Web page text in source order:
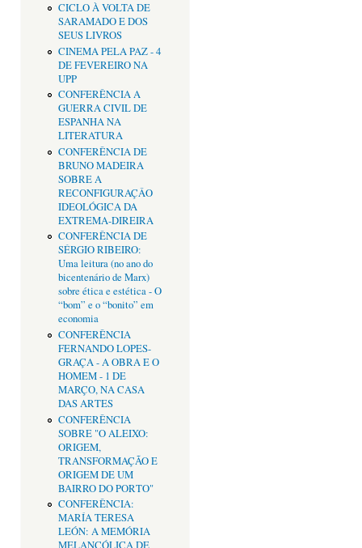
CICLO À VOLTA DE
SARAMADO E DOS
SEUS LIVROS
CINEMA PELA PAZ - 4
DE FEVEREIRO NA
UPP
CONFERÊNCIA A
GUERRA CIVIL DE
ESPANHA NA
LITERATURA
CONFERÊNCIA DE
BRUNO MADEIRA
SOBRE A
RECONFIGURAÇÂO
IDEOLÓGICA DA
EXTREMA-DIREIRA
CONFERÊNCIA DE
SÉRGIO RIBEIRO:
Uma leitura (no ano do
bicentenário de Marx)
sobre ética e estética - O
“bom” e o “bonito” em
economia
CONFERÊNCIA
FERNANDO LOPES-
GRAÇA - A OBRA E O
HOMEM - 1 DE
MARÇO, NA CASA
DAS ARTES
CONFERÊNCIA
SOBRE "O ALEIXO:
ORIGEM,
TRANSFORMAÇÃO E
ORIGEM DE UM
BAIRRO DO PORTO"
CONFERÊNCIA:
MARÍA TERESA
LEÓN: A MEMÓRIA
MELANCÓLICA DE